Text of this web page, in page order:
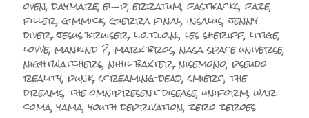
oven,daymare,el-p,erratum,fastbacks,faze,
filler,gimmick,guerra final,insalus,jenny
diver,jesus bruiser,l.o.t.i.o.n.,les sheriff,litige,
lovve,mankind ?,marx bros,nasa space universe,
nightwatchers,nihil baxter,nisemono,pseudo
reality,punk,screaming dead,smierc,the
dreams,the omnipresent disease,uniform,war
coma,yama,youth deprivation,zero zeroes